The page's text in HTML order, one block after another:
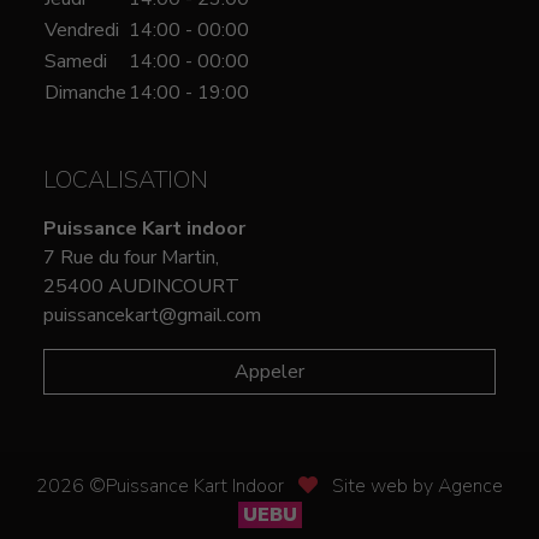
Vendredi 14:00 - 00:00
Samedi
14:00 - 00:00
Dimanche 14:00 - 19:00
LOCALISATION
Puissance Kart indoor
7 Rue du four Martin,
25400 AUDINCOURT
puissancekart@gmail.com
Appeler
2026 ©Puissance Kart Indoor
Site web by Agence
UEBU